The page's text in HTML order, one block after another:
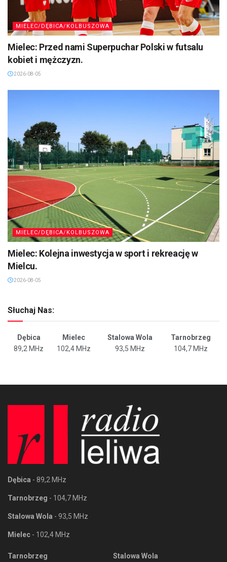
MIELEC/DĘBICA/KOLBUSZOWA
Mielec: Przed nami Superpuchar Polski w futsalu
kobiet i mężczyzn.
2026-08-05
MIELEC/DĘBICA/KOLBUSZOWA
Mielec: Kolejna inwestycja w sport i rekreację w
Mielcu.
2026-08-05
Słuchaj Nas:
Dębica Mielec Stalowa Wola
Tarnobrzeg
89,2 MHz
102,4 MHz 93,5 MHz 104,7 MHz
Dębica - 89,2 MHz
Tarnobrzeg - 104,7 MHz
Stalowa Wola - 93,5 MHz
Mielec - 102,4 MHz
Tarnobrzeg Stalowa Wola